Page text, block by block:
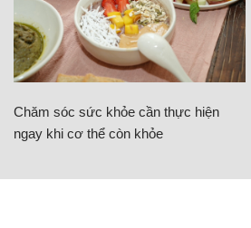
Chăm sóc sức khỏe cần thực hiện
ngay khi cơ thể còn khỏe